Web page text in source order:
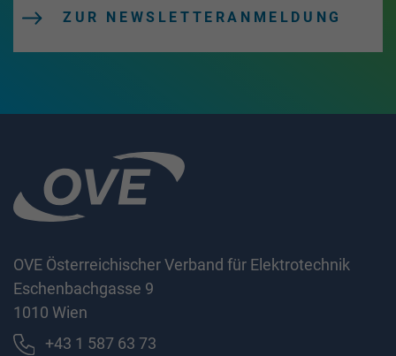
ZUR NEWSLETTERANMELDUNG
OVE Österreichischer Verband für Elektrotechnik
Eschenbachgasse 9
1010 Wien
+43 1 587 63 73